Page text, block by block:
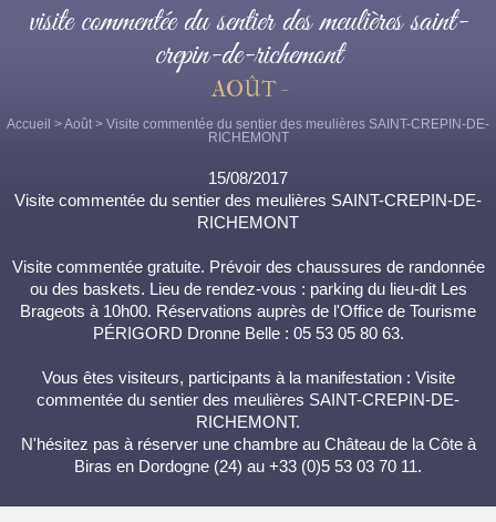
visite commentée du sentier des meulières saint-
crepin-de-richemont
AOÛT -
Accueil >Août > Visite commentée du sentier des meulières SAINT-CREPIN-DE-
RICHEMONT
15/08/2017
Visite commentée du sentier des meulières SAINT-CREPIN-DE-
RICHEMONT
Visite commentée gratuite. Prévoir des chaussures de randonnée
ou des baskets. Lieu de rendez-vous : parking du lieu-dit Les
Brageots à 10h00. Réservations auprès de l'Office de Tourisme
PÉRIGORD Dronne Belle : 05 53 05 80 63.
Vous êtes visiteurs, participants à la manifestation : Visite
commentée du sentier des meulières SAINT-CREPIN-DE-
RICHEMONT.
N'hésitez pas à réserver une chambre au Château de la Côte à
Biras en Dordogne (24) au +33 (0)5 53 03 70 11.